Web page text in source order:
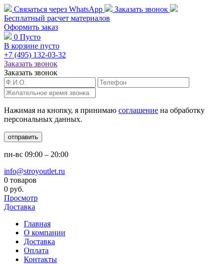
Связаться через WhatsApp
Заказать звонок
Бесплатный расчет материалов
Оформить заказ
0 Пусто
В корзине пусто
+7 (495) 132-03-32
Заказать звонок
Заказать звонок
Нажимая на кнопку, я принимаю соглашение на обработку
персональных данных.
отправить
пн-вс 09:00 – 20:00
info@stroyoutlet.ru
0 товаров
0 руб.
Просмотр
Доставка
Главная
О компании
Доставка
Оплата
Контакты